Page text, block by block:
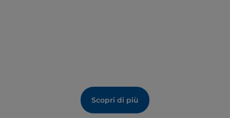
Scopri di più